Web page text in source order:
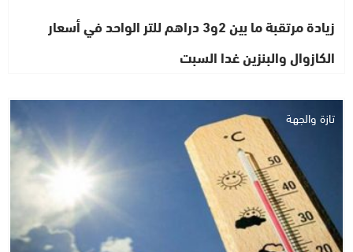
زيادة مرتقبة ما بين 2و3 دراهم للتر الواحد في أسعار
الكازوال والبنزين غدا السبت
تازة والجهة